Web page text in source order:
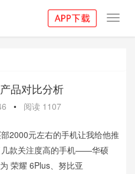
品对比分析
• 阅读 1107
元左右的手机让我给他推
几款关注度高的手机——华硕
荣耀 6Plus、努比亚